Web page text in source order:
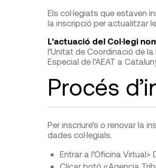
Els col·legiats que estaven
la inscripció per actualitzar
L’actuació del Col·legi
l’Unitat de Coordinació de
Especial de l’AEAT a
Procés
Per inscriure’s o renovar la
dades col·legials.
Entrar a l’Oficina
Clicar botó «Agencia